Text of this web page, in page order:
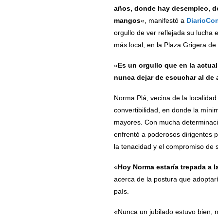
años, donde hay desempleo,
mangos«, manifestó a
orgullo de ver reflejada su lucha
más local, en la Plaza Grigera
«Es un orgullo que en la
nunca dejar de escuchar al de
Norma Plá, vecina de la
convertibilidad, en donde la
mayores. Con mucha
enfrentó a poderosos dirigentes
la tenacidad y el compromiso de
«Hoy Norma estaría trepada a
acerca de la postura que
país.
«Nunca un jubilado estuvo bien,